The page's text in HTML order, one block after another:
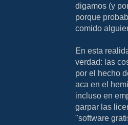
digamos (y
porque
comido
En esta
verdad: las
por el hecho
aca en el
incluso en
garpar las
"software